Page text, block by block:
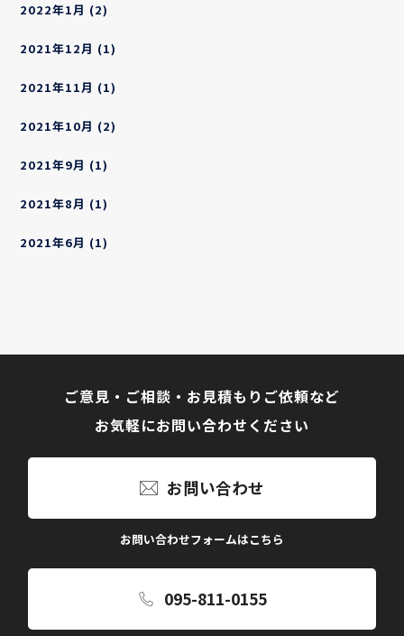
2022年1月 (2)
2021年12月 (1)
2021年11月 (1)
2021年10月 (2)
2021年9月 (1)
2021年8月 (1)
2021年6月 (1)
ご意見・ご相談・お見積もりご依頼など
お気軽にお問い合わせください
お問い合わせ
お問い合わせフォームはこちら
095-811-0155